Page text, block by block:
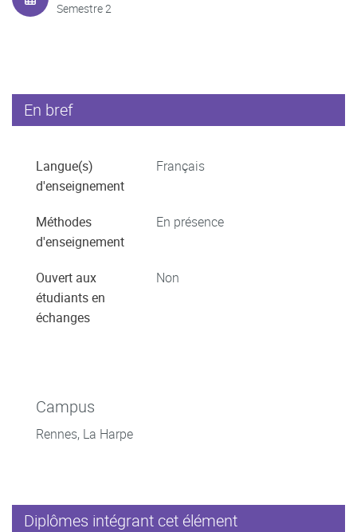
Semestre 2
En bref
Langue(s)
d'enseignement
Français
Méthodes
d'enseignement
En présence
Ouvert aux
étudiants en
échanges
Non
Campus
Rennes, La Harpe
Diplômes intégrant cet élément